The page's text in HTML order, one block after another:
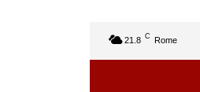
21.8 C Rome